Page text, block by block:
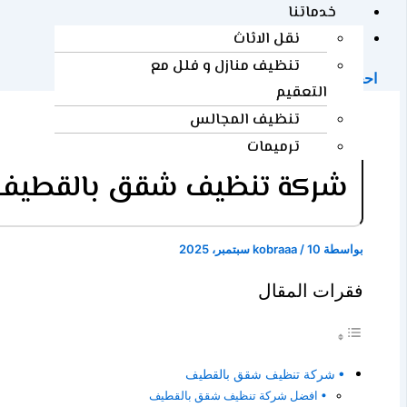
خدماتنا
نقل الاثاث
تنظيف منازل و فلل مع
التعقيم
تنظيف المجالس
ترميمات
المدونة
احجز الآن
شركة تنظيف شقق بالقطيف 0507240005 لنظافة منازل وغسيل
بواسطة kobraaa/10 سبتمبر، 2025
فقرات المقال
شركة تنظيف شقق بالقطيف
افضل شركة تنظيف شقق بالقطيف